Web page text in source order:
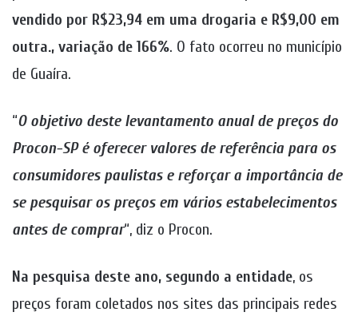
vendido por R$23,94 em uma drogaria e R$9,00 em
outra., variação de 166%. O fato ocorreu no município
de Guaíra.
“O objetivo deste levantamento anual de preços do
Procon-SP é oferecer valores de referência para os
consumidores paulistas e reforçar a importância de
se pesquisar os preços em vários estabelecimentos
antes de comprar“, diz o Procon.
Na pesquisa deste ano, segundo a entidade, os
preços foram coletados nos sites das principais redes